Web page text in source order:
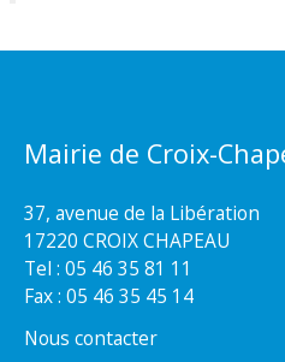
Mairie de Croix-
37, avenue de la Libération
17220 CROIX CHAPEAU
Tel : 05 46 35 81 11
Fax : 05 46 35 45 14
Nous contacter